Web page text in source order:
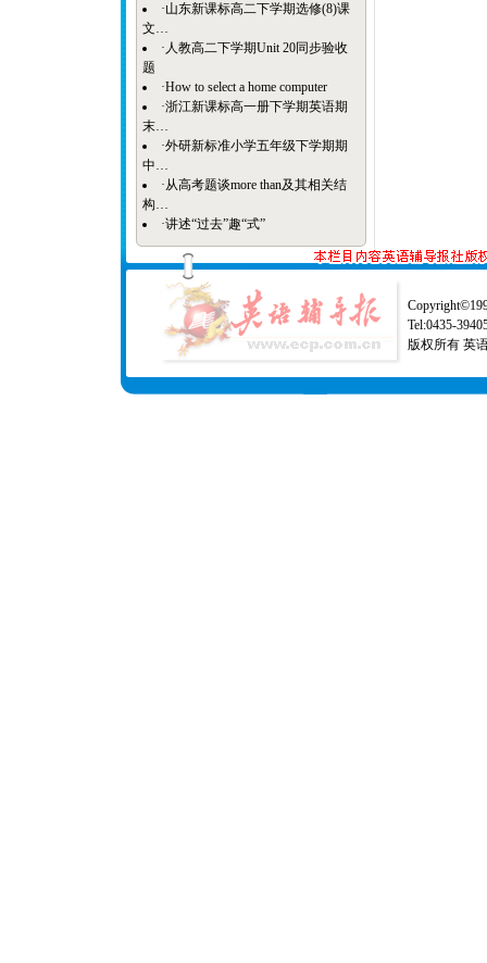
·山东新课标高二下学期选修(8)课
文…
· 人教高二下学期Unit 20同步验收
题
·How to select a home computer
·浙江新课标高一册下学期英语期
末…
·外研新标准小学五年级下学期期
中…
·从高考题谈more than及其相关结
构…
·讲述“过去”趣“式”
Tel:0435-
版权所有 英